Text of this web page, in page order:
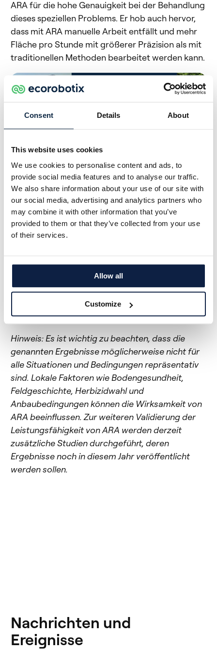
Consent Details About
This website uses cookies
We use cookies to personalise content and ads, to
provide social media features and to analyse our traffic.
We also share information about your use of our site with
our social media, advertising and analytics partners who
may combine it with other information that you’ve
provided to them or that they’ve collected from your use
of their services.
Allow all
Customize
ARA für die hohe Genauigkeit bei der Behandlung
dieses speziellen Problems. Er hob auch hervor,
dass mit ARA manuelle Arbeit entfällt und mehr
Fläche pro Stunde mit größerer Präzision als mit
traditionellen Methoden bearbeitet werden kann.
Die Fähigkeit von ARA, durch künstliche
Intelligenz Selektivität zu bieten, hat das
Potenzial, verschiedene agronomische
Herausforderungen zu bewältigen, wie z. B. die
Gemüsekulturen. Die Vielseitigkeit der Software-
Algorithmen von ARA ermöglicht die Anpassung
an eine Vielzahl von landwirtschaftlichen
Kontexten und ebnet den Weg für weitere
Fortschritte in diesem Bereich.
Hinweis: Es ist wichtig zu beachten, dass die
genannten Ergebnisse möglicherweise nicht für
alle Situationen und Bedingungen repräsentativ
sind. Lokale Faktoren wie Bodengesundheit,
Feldgeschichte, Herbizidwahl und
Anbaubedingungen können die Wirksamkeit von
ARA beeinflussen. Zur weiteren Validierung der
Leistungsfähigkeit von ARA werden derzeit
zusätzliche Studien durchgeführt, deren
Ergebnisse noch in diesem Jahr veröffentlicht
werden sollen.
Nachrichten und
Ereignisse